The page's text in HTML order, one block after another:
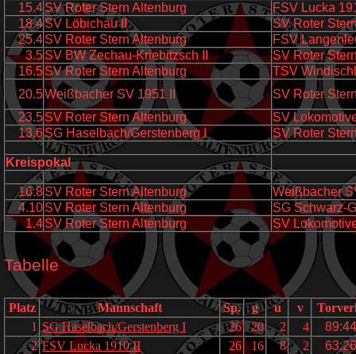
15.4SV Roter Stern Altenburg
FSV Lucka
18.4SV Löbichau II
SV Roter
25.4SV Roter Stern Altenburg
FSV
3.5SV BW Zechau-Kriebitzsch II
SV Roter
16.5SV Roter Stern Altenburg
TSV
20.5Weißbacher SV 1951 II
SV Roter
23.5SV Roter Stern Altenburg
SV
13.6SG Haselbach/Gerstenberg I SV Roter
Kreispokal
16.8SV Roter Stern Altenburg
Weißbacher
4.10SV Roter Stern Altenburg
SG Schwarz-
1.4SV Roter Stern Altenburg SV
Tabelle
Platz Mannschaft Sp. g u v
1 SG Haselbach/Gerstenberg I 26 20 2 4
89:44
2 FSV Lucka 1910 II 26 16 8 2
63:26